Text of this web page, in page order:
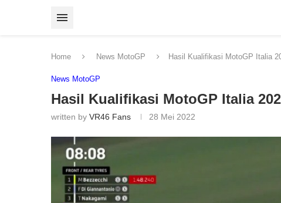
Home News MotoGP Hasil Kualifikasi MotoGP Italia
News MotoGP
Hasil Kualifikasi MotoGP Italia
written by VR46 Fans 28 Mei 2022